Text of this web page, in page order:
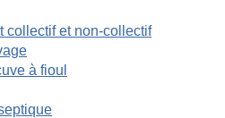
collectif et non-collectif
à fioul